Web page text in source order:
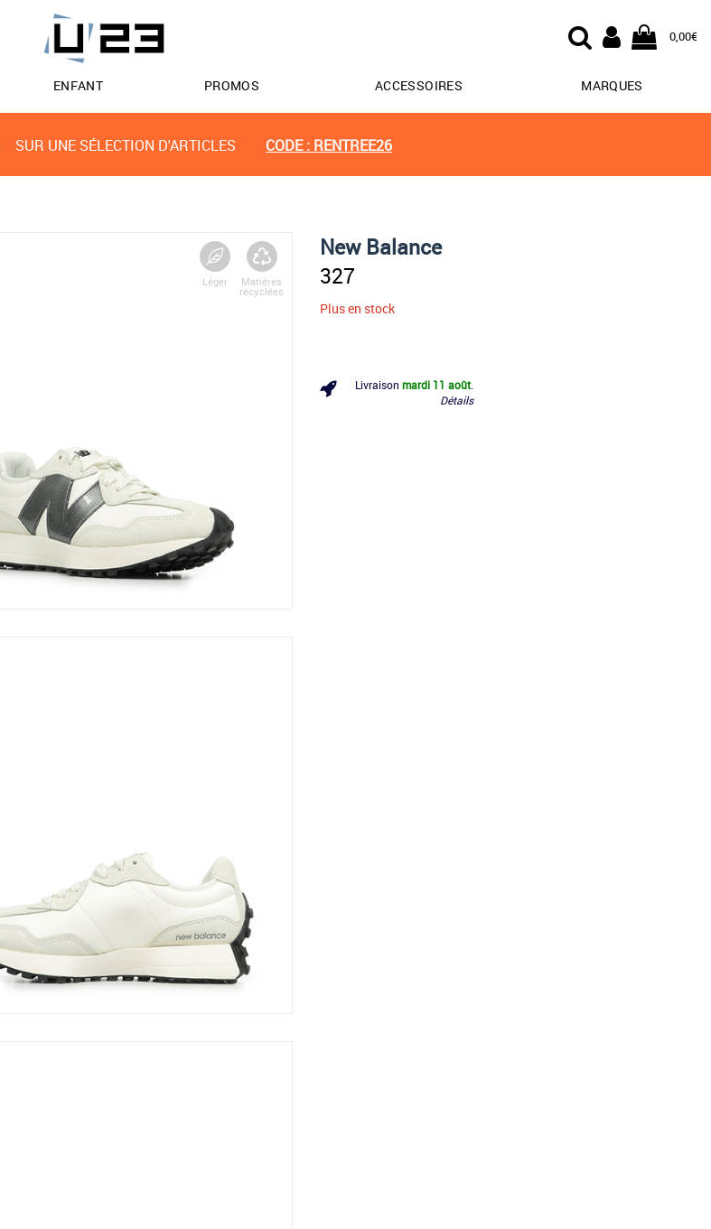
0,00€
ENFANT PROMOS ACCESSOIRES MARQUES
SUR UNE SÉLECTION D'ARTICLES CODE : RENTREE26
Léger Matières
recyclées
New Balance
327
Plus en stock
Livraison mardi 11 août
Détails